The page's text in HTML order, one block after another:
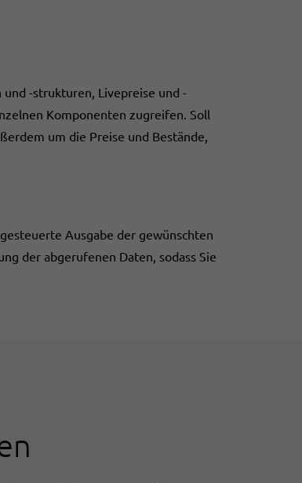
-strukturen, Livepreise und -
Komponenten zugreifen. Soll
um die Preise und Bestände,
Ausgabe der gewünschten
der abgerufenen Daten, sodass Sie